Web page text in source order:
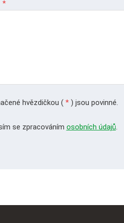
*
hvězdičkou ( *) jsou povinné.
se zpracováním osobních údajů.